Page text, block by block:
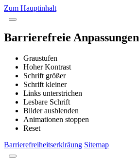
Zum Hauptinhalt
Barrierefreie Anpassungen
Graustufen
Hoher Kontrast
Schrift größer
Schrift kleiner
Links unterstrichen
Lesbare Schrift
Bilder ausblenden
Animationen stoppen
Reset
Barrierefreiheitserklräung Sitemap